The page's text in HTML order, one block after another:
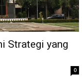
Strategi yang
0